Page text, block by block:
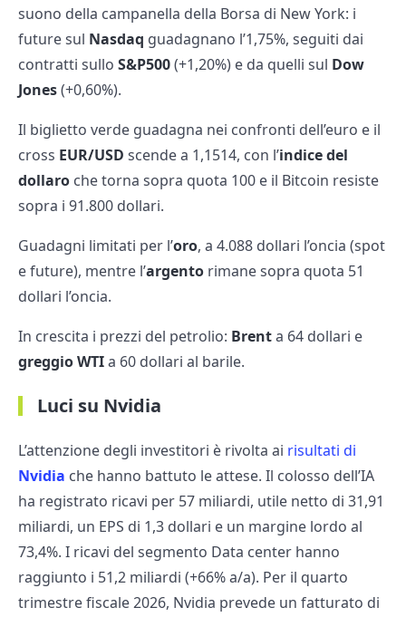
suono della campanella della Borsa di New York: i
future sul Nasdaq guadagnano l’1,75%, seguiti dai
contratti sullo S&P500(+1,20%) e da quelli sul Dow
Jones(+0,60%).
Il biglietto verde guadagna nei confronti dell’euro e il
cross EUR/USD scende a 1,1514, con l’indice del
dollaro che torna sopra quota 100 e il Bitcoin resiste
sopra i 91.800 dollari.
Guadagni limitati per l’oro, a 4.088 dollari l’oncia (spot
e future), mentre l’argento rimane sopra quota 51
dollari l’oncia.
In crescita i prezzi del petrolio: Brenta 64 dollari e
greggio WTIa 60 dollari al barile.
Luci su Nvidia
L’attenzione degli investitori è rivolta ai risultati di
Nvidia che hanno battuto le attese. Il colosso dell’IA
ha registrato ricavi per 57 miliardi, utile netto di 31,91
miliardi, un EPS di 1,3 dollari e un margine lordo al
73,4%. I ricavi del segmento Data center hanno
raggiunto i 51,2 miliardi (+66% a/a). Per il quarto
trimestre fiscale 2026, Nvidia prevede un fatturato di